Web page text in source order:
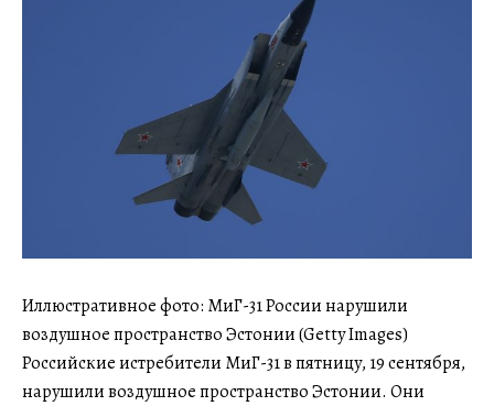
Иллюстративное фото: МиГ-31 России нарушили
воздушное пространство Эстонии (Getty Images)
Российские истребители МиГ-31 в пятницу, 19 сентября,
нарушили воздушное пространство Эстонии. Они